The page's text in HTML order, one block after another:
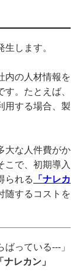
します。
内の人材情報を
。たとえば、
用する場合、製
大な人件費がか
こで、初期導入
られる
「ナレカ
随するコストを
っている---」
レカン」